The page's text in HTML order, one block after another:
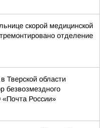
скорой медицинской
отделение
Тверской области
безвозмездного
России»